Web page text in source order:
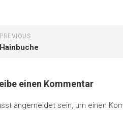
PREVIOUS
Hainbuche
einen Kommentar
angemeldet sein, um einen